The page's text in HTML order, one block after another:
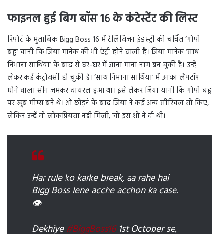
फाइनल हुई बिग बॉस 16 के कंटेस्टेंट की लिस्ट
रिपोर्ट के मुताबिक Bigg Boss 16 में टेलिविजन इंडस्ट्री की चर्चित ‘गोपी
बहू’ यानी कि जिया मानेक की भी एंट्री होने वाली है। जिया मानेक ‘साथ
निभाना साथिया’ के बाद से घर-घर में जाना माना नाम बन चुकी हैं। उन्हें
लेकर कई कंट्रोवर्सी हो चुकी है। ‘साथ निभाना साथिया’ में उनका लैपटॉप
धोने वाला सीन जमकर वायरल हुआ था। इसे लेकर जिया यानी कि गोपी बहू
पर खूब मीम्स बने थे। शो छोड़ने के बाद जिया ने कई अन्य सीरियल तो किए,
लेकिन उन्हें वो लोकप्रियता नहीं मिली, जो इस शो ने दी थी।
Har rule ko karke break, aa rahe hai
Bigg Boss lene acche acchon ka case.
👁
Dekhiye #BiggBoss161st October se,